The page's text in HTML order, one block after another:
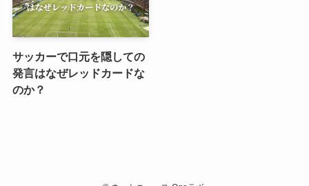
サッカーで口元を隠しての
発言はなぜレッドカードな
のか？